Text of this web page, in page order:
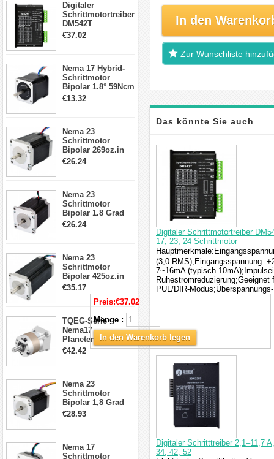
Digitaler
Schrittmotortreiber
DM542T
Schrittmotor
Schrittmotor
€37.02
Nema 17 Hybrid-
Schrittmotor
Bipolar 1.8° 59Ncm
2A 4 Drähte mit 1m
€13.32
Nema 23
Schrittmotor
Bipolar 269oz.in
2,8A 57x57x76mm
€26.24
Nema 23
Schrittmotor
Bipolar 1.8 Grad
1.9Nm 3A 3.36V 4
€26.24
Nema 23
Schrittmotor
Bipolar 425oz.in
4.2A 57x57x114mm
4 Draht Hybrid
Schrittmotor
€35.17
TQEG-Serie
Nema17
Planetengetriebe
5:1 Spiel 15Arc-
€42.42
Nema 23
Schrittmotor
Bipolar 1,8 Grad
2,83Nm 4 A 2,26V
€28.93
Nema 17
Schrittmotor
In den
Zur Wunschliste
Das könnte Sie auch
interessieren
Digitaler Schrittmotortreiber
17, 23, 24 Schrittmotor
(3,0 RMS);Eingangsspannung:
7~16mA (typisch
PUL/DIR-
Preis:€37.02
Menge :
In den Warenkorb legen
Digitaler Schritttreiber 2,1–11,7
34, 42, 52